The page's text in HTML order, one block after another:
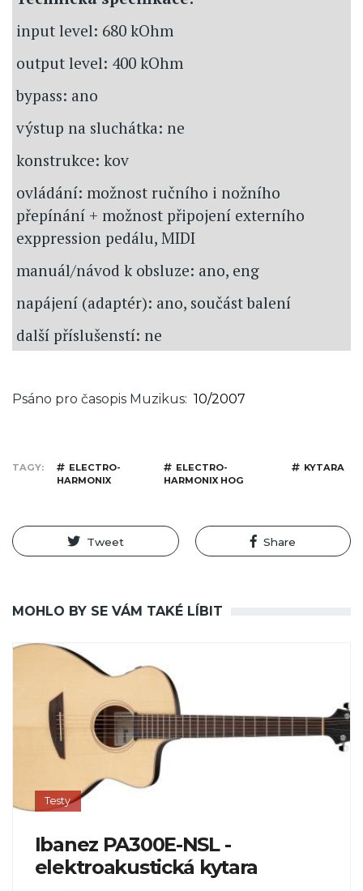
input level: 680 kOhm
output level: 400 kOhm
bypass: ano
výstup na sluchátka: ne
konstrukce: kov
ovládání: možnost ručního i nožního
přepínání + možnost připojení externího
exppression pedálu, MIDI
manuál/návod k obsluze: ano, eng
napájení (adaptér): ano, součást balení
další příslušenstí: ne
Psáno pro časopis Muzikus 10/2007
TAGY
ELECTRO-
HARMONIX
ELECTRO-
HARMONIX HOG
KYTARA
Tweet Share
MOHLO BY SE VÁM TAKÉ LÍBIT
Testy
Ibanez PA300E-NSL -
elektroakustická kytara